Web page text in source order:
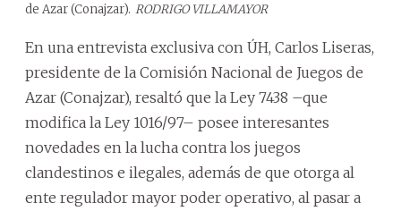
de Azar (Conajzar). RODRIGO VILLAMAYOR
En una entrevista exclusiva con ÚH, Carlos Liseras,
presidente de la Comisión Nacional de Juegos de
Azar (Conajzar), resaltó que la Ley 7438 –que
modifica la Ley 1016/97– posee interesantes
novedades en la lucha contra los juegos
clandestinos e ilegales, además de que otorga al
ente regulador mayor poder operativo, al pasar a